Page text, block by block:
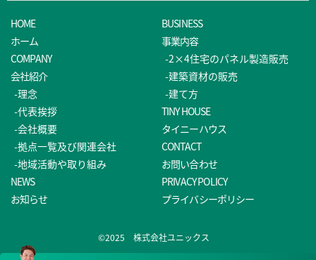
HOME
ホーム
COMPANY
会社紹介
-理念
-代表挨拶
-会社概要
-拠点一覧及び関連会社
-地域活動や取り組み
NEWS
お知らせ
BUSINESS
事業内容
-2×4住宅のパネル製造販売
-建築資材の販売
-建て方
TINY HOUSE
タイニーハウス
CONTACT
お問い合わせ
PRIVACY POLICY
プライバシーポリシー
©2025 株式会社ユニックス